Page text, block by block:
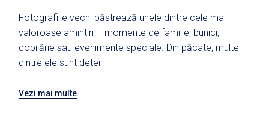
Fotografiile vechi păstrează unele dintre cele mai
valoroase amintiri – momente de familie, bunici,
copilărie sau evenimente speciale. Din păcate, multe
dintre ele sunt deter
Vezi mai multe